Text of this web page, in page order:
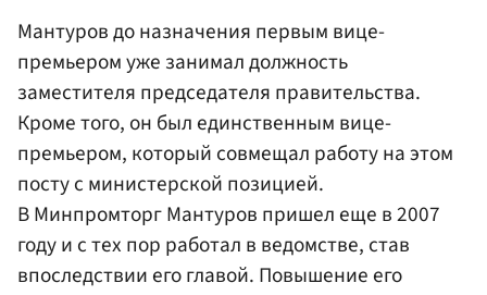
Мантуров до назначения первым вице-
премьером уже занимал должность
заместителя председателя правительства.
Кроме того, он был единственным вице-
премьером, который совмещал работу на этом
посту с министерской позицией.
В Минпромторг Мантуров пришел еще в 2007
году и с тех пор работал в ведомстве, став
впоследствии его главой. Повышение его